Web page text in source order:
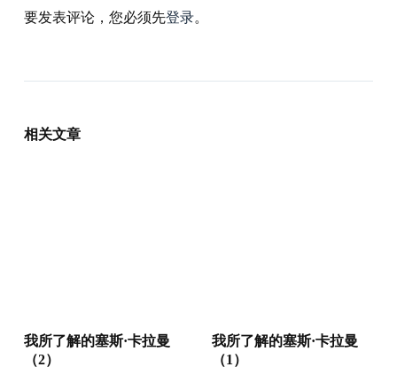
要发表评论，您必须先登录。
相关文章
我所了解的塞斯·卡拉曼
（2）
我所了解的塞斯·卡拉曼
（1）